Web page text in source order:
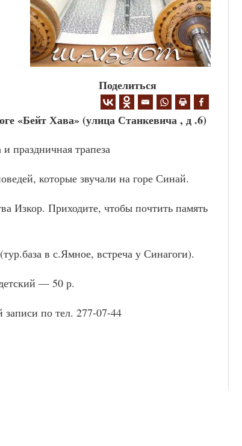
Поделиться
«Бейт Хава» (улица Станкевича , д .6)
праздничная трапеза
которые звучали на горе Синай.
Изкор. Приходите, чтобы почтить память
в с.Ямное, встреча у Синагоги).
— 50 р.
записи по тел. 277-07-44